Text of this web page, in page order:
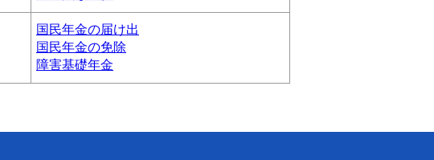
国民年金の届け出
国民年金の免除
障害基礎年金